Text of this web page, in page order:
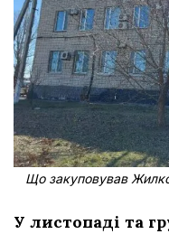
Що закуповував
У листопаді та